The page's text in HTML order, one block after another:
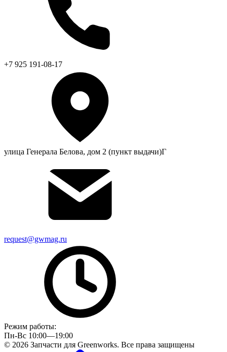
+7 925 191-08-17
улица Генерала Белова, дом 2 (пункт выдачи)Г
request@gwmag.ru
Режим работы:
Пн-Вс 10:00—19:00
© 2026 Запчасти для Greenworks. Все права защищены